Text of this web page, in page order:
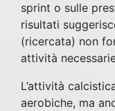
sprint o sulle
risultati
(ricercata) non
attività
L’attività
aerobiche, ma